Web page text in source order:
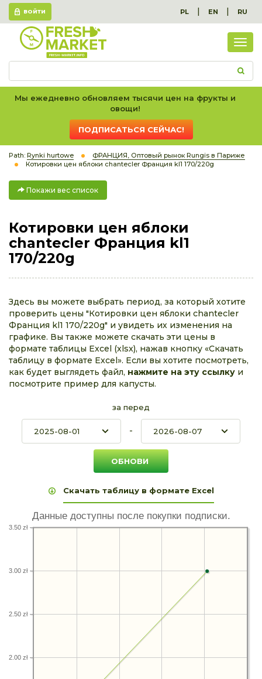
ВОЙТИ PL | EN | RU
вес
Мы ежедневно обновляем тысячи цен на фрукты и
овощи!
ПОДПИСАТЬСЯ СЕЙЧАС!
Path: Rynki hurtowe
ФРАНЦИЯ, Оптовый рынок Rungis в Париже
Котировки цен яблоки chantecler Франция kl1 170/220g
Покажи вес список
Котировки цен яблоки
chantecler Франция kl1
170/220g
Здесь вы можете выбрать период, за который хотите
проверить цены "Котировки цен яблоки chantecler
Франция kl1 170/220g" и увидеть их изменения на
графике. Вы также можете скачать эти цены в
формате таблицы Excel (xlsx), нажав кнопку «Скачать
таблицу в формате Excel». Если вы хотите посмотреть,
как будет выглядеть файл, нажмите на эту ссылку и
посмотрите пример для капусты.
за перед
-
Скачать таблицу в формате Excel
Данные доступны после покупки подписки.
2.00 zł
2.50 zł
3.00 zł
3.50 zł